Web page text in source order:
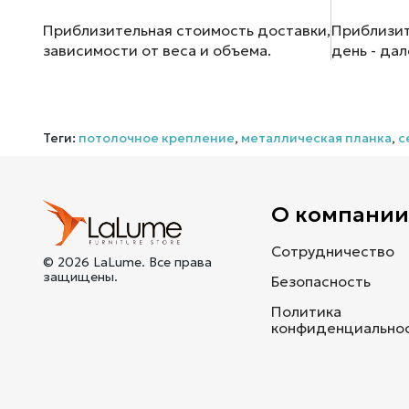
Приблизительная стоимость доставки,
зависимости от веса и объема.
день -
Теги: потолочное крепление, металлическая планка,
© 2026 LaLume. Все права
защищены.
О компании
Сотрудничество
Безопасность
Политика